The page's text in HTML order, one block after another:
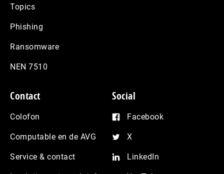
Topics
Phishing
Ransomware
NEN 7510
Contact
Colofon
Computable en de AVG
Service & contact
Social
Facebook
X
LinkedIn